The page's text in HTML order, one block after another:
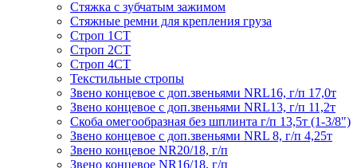
Стяжка с зубчатым зажимом
Стяжные ремни для крепления груза
Строп 1СТ
Строп 2СТ
Строп 4СТ
Текстильные стропы
Звено концевое с доп.звеньями NRL16, г/п 17,0т
Звено концевое с доп.звеньями NRL13, г/п 11,2т
Скоба омегообразная без шплинта г/п 13,5т (1-3/8")
Звено концевое с доп.звеньями NRL 8, г/п 4,25т
Звено концевое NR20/18, г/п
Звено концевое NR16/18, г/п